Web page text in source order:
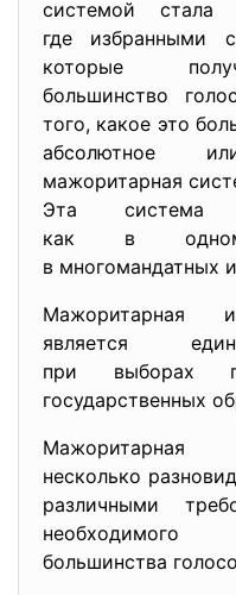
системой стала
где избранными
которые
большинство
того, какое это
абсолютное
мажоритарная
Эта система
как в
в многомандатных
Мажоритарная
является
при выборах
государственных
несколько
различными
большинства